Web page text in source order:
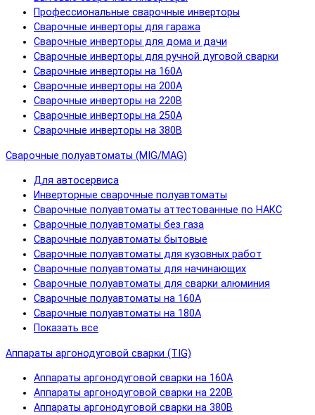
Профессиональные сварочные инверторы
Сварочные инверторы для гаража
Сварочные инверторы для дома и дачи
Сварочные инверторы для ручной дуговой сварки
Сварочные инверторы на 160А
Сварочные инверторы на 200А
Сварочные инверторы на 220В
Сварочные инверторы на 250А
Сварочные инверторы на 380В
Сварочные полуавтоматы (MIG/MAG)
Для автосервиса
Инверторные сварочные полуавтоматы
Сварочные полуавтоматы аттестованные по НАКС
Сварочные полуавтоматы без газа
Сварочные полуавтоматы бытовые
Сварочные полуавтоматы для кузовных работ
Сварочные полуавтоматы для начинающих
Сварочные полуавтоматы для сварки алюминия
Сварочные полуавтоматы на 160А
Сварочные полуавтоматы на 180А
Показать все
Аппараты аргонодуговой сварки (TIG)
Аппараты аргонодуговой сварки на 160А
Аппараты аргонодуговой сварки на 220В
Аппараты аргонодуговой сварки на 380В